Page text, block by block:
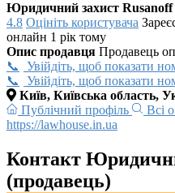
Юридичний захист Rusanoff
4.8 Оцініть користувача
онлайн 1 рік тому
Опис продавця Продавець
Увійдіть, щоб показати
Увійдіть, щоб показати
Київ, Київська область,
Публічний профіль
Всі
https://lawhouse.in.ua
Контакт
(продавець)